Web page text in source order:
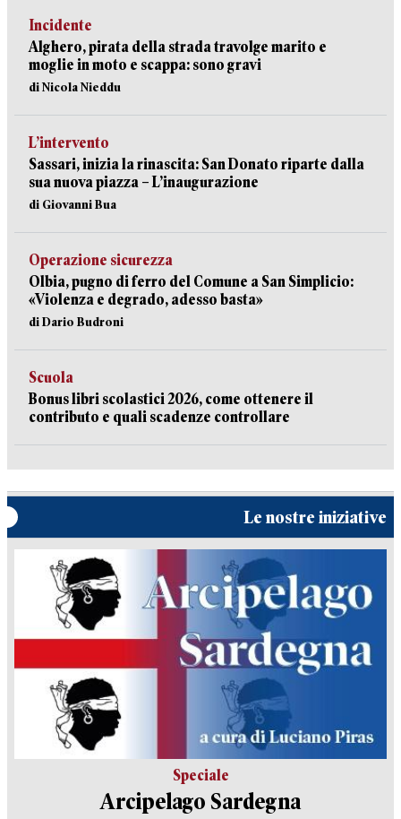
Incidente
Alghero, pirata della strada travolge marito e
moglie in moto e scappa: sono gravi
di Nicola Nieddu
L’intervento
Sassari, inizia la rinascita: San Donato riparte dalla
sua nuova piazza – L’inaugurazione
di Giovanni Bua
Operazione sicurezza
Olbia, pugno di ferro del Comune a San Simplicio:
«Violenza e degrado, adesso basta»
di Dario Budroni
Scuola
Bonus libri scolastici 2026, come ottenere il
contributo e quali scadenze controllare
Le nostre iniziative
Speciale
Arcipelago Sardegna